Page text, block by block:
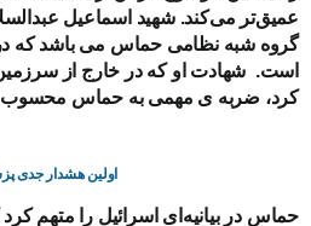
عمیق‌تر می‌کند. شهید اسماعیل
گروه شبه نظامی حماس می باشد که
است. شهادت او که در خارج از
کرد، ضربه ی مهمی به حماس
اولین هشدار جدی
حماس در بیانیه‌ای اسرائیل را متهم